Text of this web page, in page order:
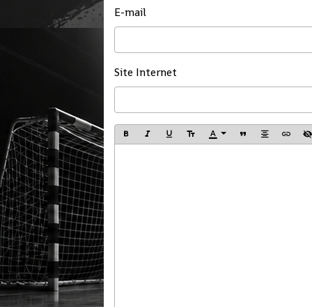
E-mail
Site Internet